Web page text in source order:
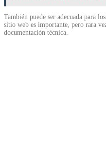
También puede ser adecuada para
sitio web es importante, pero rara
documentación técnica.